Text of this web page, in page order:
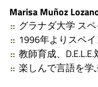
Marisa Muñoz
グラナダ大学 ス
1996年よりスペ
教師育成、
楽しんで言語を学